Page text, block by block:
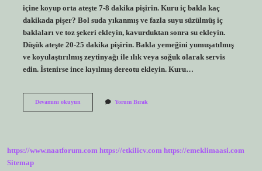
içine koyup orta ateşte 7-8 dakika pişirin. Kuru iç bakla kaç
dakikada pişer? Bol suda yıkanmış ve fazla suyu süzülmüş iç
baklaları ve toz şekeri ekleyin, kavurduktan sonra su ekleyin.
Düşük ateşte 20-25 dakika pişirin. Bakla yemeğini yumuşatılmış
ve koyulaştırılmış zeytinyağı ile ılık veya soğuk olarak servis
edin. İstenirse ince kıyılmış dereotu ekleyin. Kuru…
Devamını okuyunKuru
Yorum Bırak
https://www.naatforum.com https://etkilicv.com https://emeklimaasi.com
Sitemap